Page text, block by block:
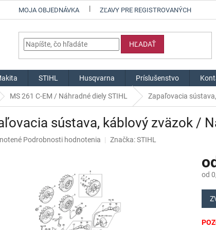
MOJA OBJEDNÁVKA ZĽAVY PRE REGISTROVANÝCH
HĽADAŤ
STIHL Husqvarna Príslušenstvo
MS 261 C-EM / Náhradné diely STIHL Zapaľovacia
sústava, káblový zväzok /
Podrobnosti hodnotenia Značka:STIHL
od
od